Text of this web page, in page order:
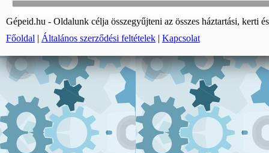
Gépeid.hu - Oldalunk célja összegyűjteni az összes háztartási, kerti
Főoldal | Általános szerződési feltételek | Kapcsolat